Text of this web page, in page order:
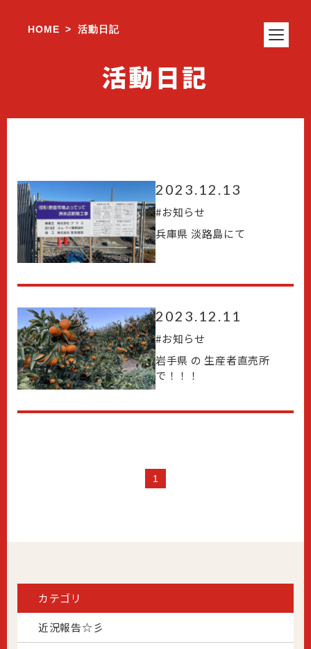
HOME > 活動日記
活動日記
2023.12.13
#お知らせ
兵庫県 淡路島にて
2023.12.11
#お知らせ
岩手県 の 生産者直売所
で！！！
1
カテゴリ
近況報告☆彡